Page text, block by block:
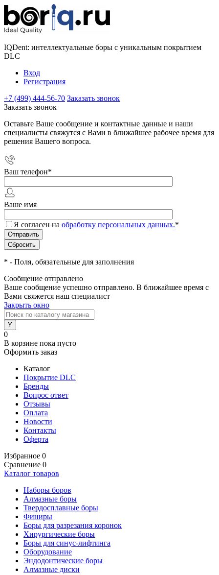
IQDent: интеллектуальные боры с уникальным покрытием
DLC
Вход
Регистрация
+7 (499) 444-56-70 Заказать звонок
Заказать звонок
Оставьте Ваше сообщение и контактные данные и наши
специалисты свяжутся с Вами в ближайшее рабочее время для
решения Вашего вопроса.
Ваш телефон*
Ваше имя
Я согласен на обработку персональных данных.*
* - Поля, обязательные для заполнения
Сообщение отправлено
Ваше сообщение успешно отправлено. В ближайшее время с
Вами свяжется наш специалист
Закрыть окно
0
В корзине пока пусто
Оформить заказ
Каталог
Покрытие DLC
Бренды
Вопрос ответ
Отзывы
Оплата
Новости
Контакты
Оферта
Избранное 0
Сравнение 0
Каталог товаров
Наборы боров
Алмазные боры
Твердосплавные боры
Финиры
Боры для разрезания коронок
Хирургические боры
Боры для синус-лифтинга
Оборудование
Эндодонтические боры
Алмазные диски